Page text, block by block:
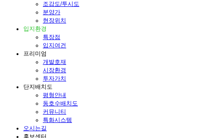
조감도/투시도
분양가
현장위치
입지환경
특장점
입지여건
프리미엄
개발호재
시장환경
투자가치
단지배치도
평형안내
동호수배치도
커뮤니티
특화시스템
오시는길